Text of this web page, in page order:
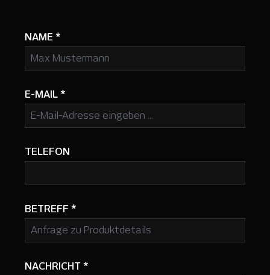
NAME *
E-MAIL *
TELEFON
BETREFF *
NACHRICHT *